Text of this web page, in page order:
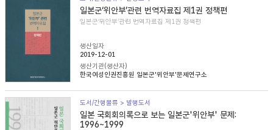
일본군‘위안부’관련 번역자료집 제1권 정책편
일본군‘위안부’관련 번역자료집 제1권 정책편
생산일자
2019-12-01
생산기관(생산자)
한국여성인권진흥원 일본군'위안부'문제연구소
도서/간행물류 > 발행도서
일본 국회회의록으로 보는 일본군'위안부' 문제:
1996~1999